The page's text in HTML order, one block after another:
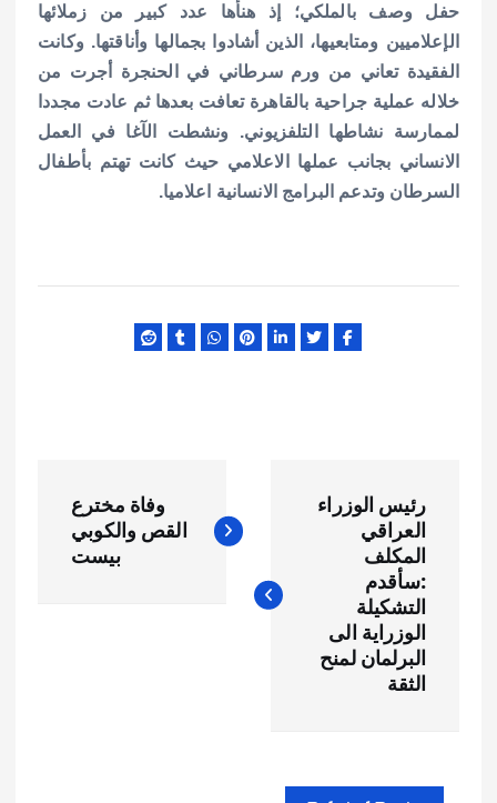
حفل وصف بالملكي؛ إذ هنأها عدد كبير من زملائها
الإعلاميين ومتابعيها، الذين أشادوا بجمالها وأناقتها. وكانت
الفقيدة تعاني من ورم سرطاني في الحنجرة أجرت من
خلاله عملية جراحية بالقاهرة تعافت بعدها ثم عادت مجددا
لممارسة نشاطها التلفزيوني. ونشطت الآغا في العمل
الانساني بجانب عملها الاعلامي حيث كانت تهتم بأطفال
السرطان وتدعم البرامج الانسانية اعلاميا.
ص
رئيس الوزراء
العراقي
المكلف
:سأقدم
التشكيلة
الوزراية الى
البرلمان لمنح
الثقة
وفاة مخترع
القص والكوبي
بيست